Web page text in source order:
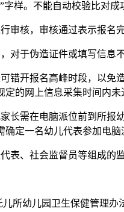
样。不能自动校验比对
核，审核通过表示报名
于伪造证件或填写信息
开报名高峰时段，以免
的网上信息采集时间内未
需在电脑派位前到所报
定一名幼儿代表参加电
、社会监督员等组成的监
幼儿园卫生保健管理办